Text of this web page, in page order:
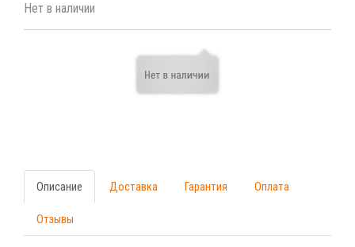
Нет в наличии
Описание Доставка Гарантия Оплата
Отзывы